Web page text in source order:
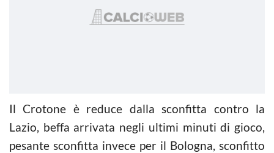
Il Crotone è reduce dalla sconfitta contro la
Lazio, beffa arrivata negli ultimi minuti di gioco,
pesante sconfitta invece per il Bologna, sconfitto